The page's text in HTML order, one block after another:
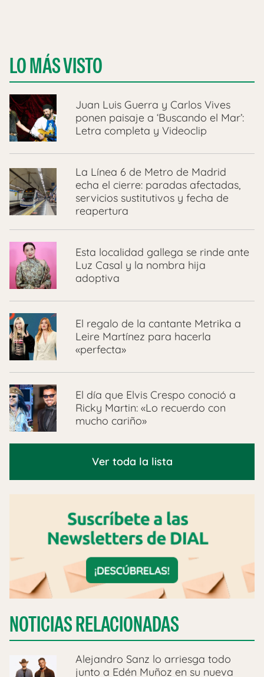
LO MÁS VISTO
Juan Luis Guerra y Carlos Vives
ponen paisaje a ‘Buscando el Mar’:
Letra completa y Videoclip
La Línea 6 de Metro de Madrid
echa el cierre: paradas afectadas,
servicios sustitutivos y fecha de
reapertura
Esta localidad gallega se rinde ante
Luz Casal y la nombra hija
adoptiva
El regalo de la cantante Metrika a
Leire Martínez para hacerla
«perfecta»
El día que Elvis Crespo conoció a
Ricky Martin: «Lo recuerdo con
mucho cariño»
Ver toda la lista
NOTICIAS RELACIONADAS
Alejandro Sanz lo arriesga todo
junto a Edén Muñoz en su nueva